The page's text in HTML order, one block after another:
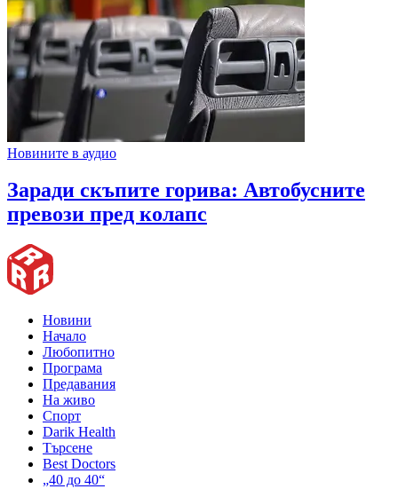
Новините в аудио
Заради скъпите горива: Автобусните
превози пред колапс
Новини
Начало
Любопитно
Програма
Предавания
На живо
Спорт
Darik Health
Търсене
Best Doctors
„40 до 40“